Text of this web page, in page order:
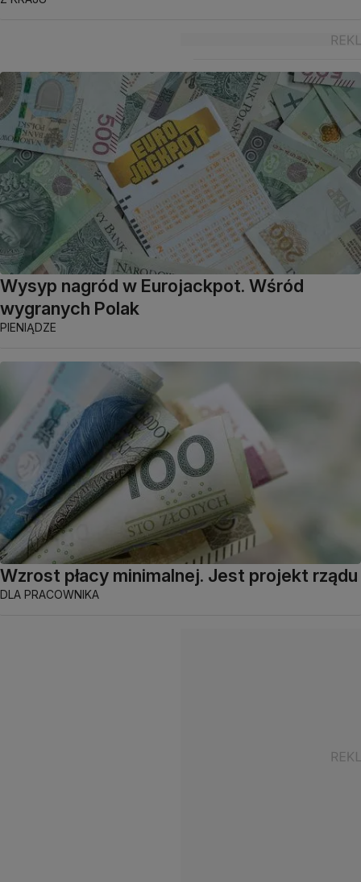
Wysyp nagród w Eurojackpot. Wśród
wygranych Polak
PIENIĄDZE
Wzrost płacy minimalnej. Jest projekt rządu
DLA PRACOWNIKA